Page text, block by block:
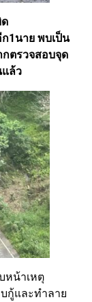
1นาย พบเป็น
ตรวจสอบจุด
แล้ว
หน้าเหตุ
กู้และทำลาย